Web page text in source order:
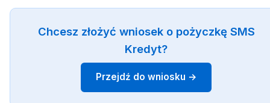
Chcesz złożyć wniosek o pożyczkę SMS
Kredyt?
Przejdź do wniosku →